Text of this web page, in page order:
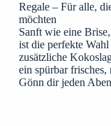
Regale – Für alle,
möchten
Sanft wie eine
ist die perfekte
zusätzliche
ein spürbar
Gönn dir jeden